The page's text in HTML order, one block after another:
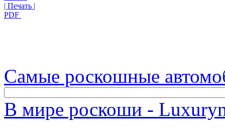
| Печать |
PDF
Самые роскошные
В мире роскоши -